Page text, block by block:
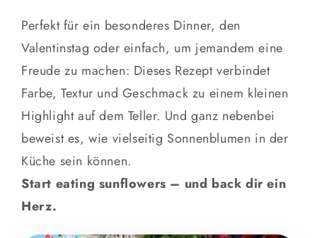
Perfekt für ein besonderes Dinner, den
Valentinstag oder einfach, um jemandem eine
Freude zu machen: Dieses Rezept verbindet
Farbe, Textur und Geschmack zu einem kleinen
Highlight auf dem Teller. Und ganz nebenbei
beweist es, wie vielseitig Sonnenblumen in der
Küche sein können.
Start eating sunflowers – und back dir ein
Herz.